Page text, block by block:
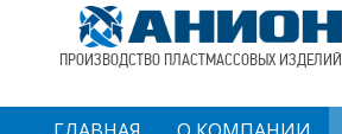
ПРОИЗВОДСТВО ПЛАСТМАССОВЫХ ИЗДЕЛИЙ